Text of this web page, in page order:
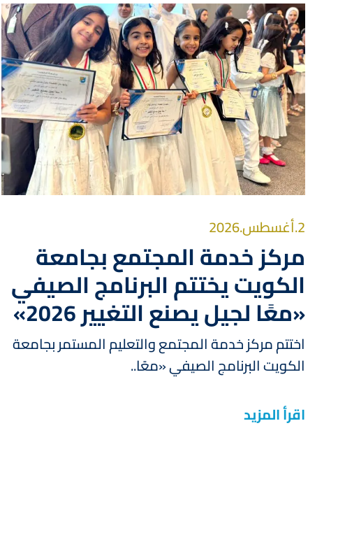
صورة
2.أغسطس.2026
مركز خدمة المجتمع بجامعة
الكويت يختتم البرنامج الصيفي
«معًا لجيل يصنع التغيير 2026»
اختتم مركز خدمة المجتمع والتعليم المستمر بجامعة
الكويت البرنامج الصيفي «معًا..
اقرأ المزيد